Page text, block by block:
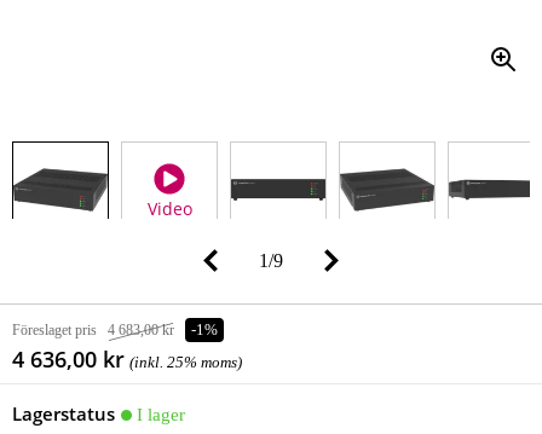
Video
1/9
Föreslaget pris 4 683,00 kr -1%
4 636,00 kr (inkl. 25% moms)
Lagerstatus
I lager